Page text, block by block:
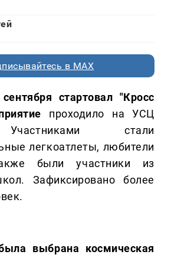
в MAX
стартовал "Кросс
проходило на УСЦ
стали
легкоатлеты, любители
были участники из
Зафиксировано более
выбрана космическая